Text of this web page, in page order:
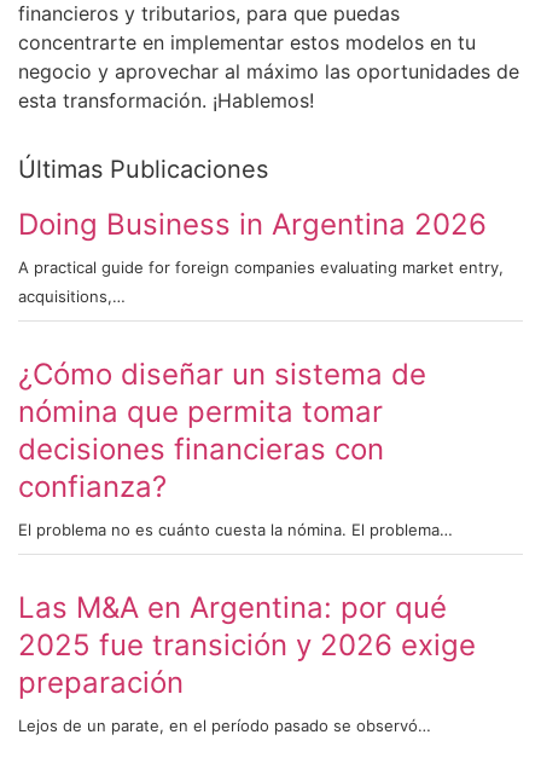
financieros y tributarios, para que puedas
concentrarte en implementar estos modelos en tu
negocio y aprovechar al máximo las oportunidades de
esta transformación. ¡Hablemos!
Últimas Publicaciones
Doing Business in Argentina 2026
A practical guide for foreign companies evaluating market entry,
acquisitions,…
¿Cómo diseñar un sistema de
nómina que permita tomar
decisiones financieras con
confianza?
El problema no es cuánto cuesta la nómina. El problema…
Las M&A en Argentina: por qué
2025 fue transición y 2026 exige
preparación
Lejos de un parate, en el período pasado se observó…